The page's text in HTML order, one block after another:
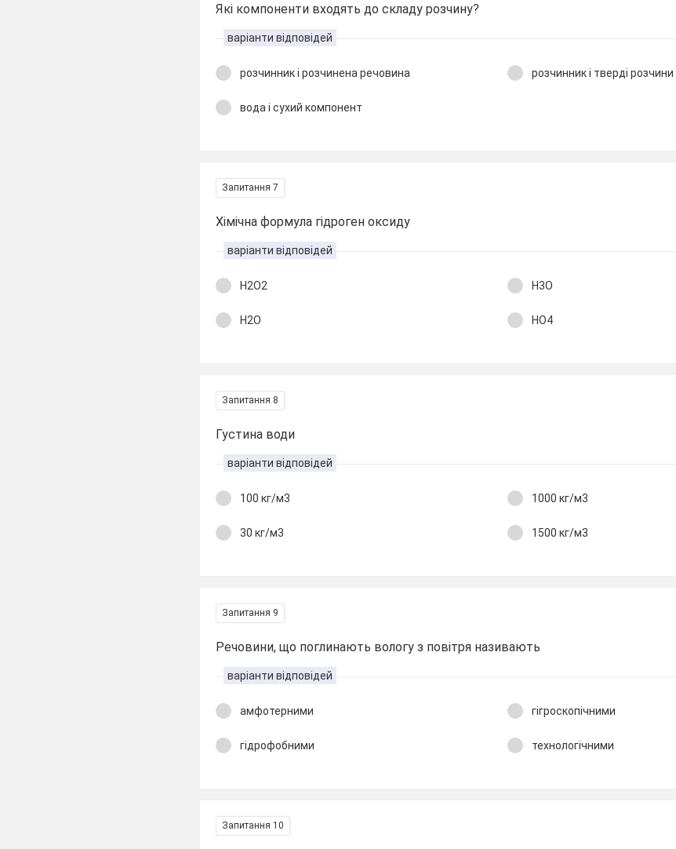
Які компоненти входять до складу розчину?
варіанти відповідей
розчинник і розчинена речовина розчинник і тверді розчини
вода і сухий компонент
Запитання 7
Хімічна формула гідроген оксиду
варіанти відповідей
Н2О2 Н3О
Н2О НО4
Запитання 8
Густина води
варіанти відповідей
100 кг/м3 1000 кг/м3
30 кг/м3 1500 кг/м3
Запитання 9
Речовини, що поглинають вологу з повітря називають
варіанти відповідей
амфотерними гігроскопічними
гідрофобними технологічними
Запитання 10